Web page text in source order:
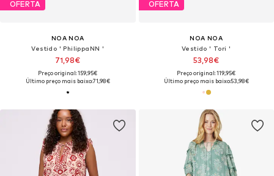
OFERTA
NOA NOA
Vestido ' PhilippaNN '
71,98€
Preço original: 159,95€
Último preço mais baixo:71,98€
OFERTA
NOA NOA
Vestido ' Tori '
53,98€
Preço original: 119,95€
Último preço mais baixo:53,98€